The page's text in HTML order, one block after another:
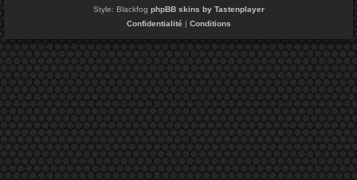
Style: Blackfog phpBB skins by Tastenplayer
Confidentialité | Conditions